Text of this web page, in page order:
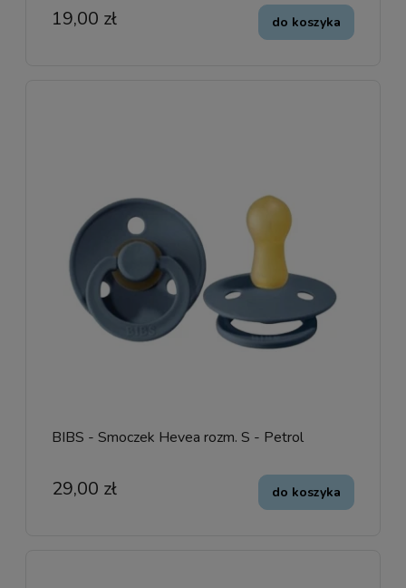
19,00 zł do koszyka
BIBS - Smoczek Hevea rozm. S - Petrol
29,00 zł do koszyka